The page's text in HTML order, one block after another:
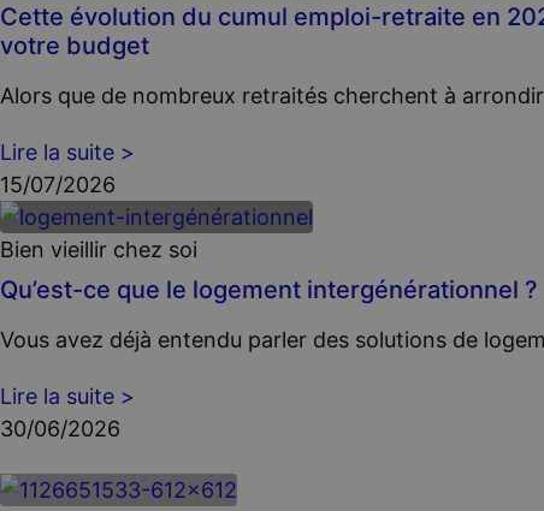
Cette évolution du cumul emploi-retraite en
votre budget
Alors que de nombreux retraités cherchent à
Lire la suite >
15/07/2026
Bien vieillir chez soi
Qu’est-ce que le logement intergénérationnel ?
Vous avez déjà entendu parler des solutions de
Lire la suite >
30/06/2026